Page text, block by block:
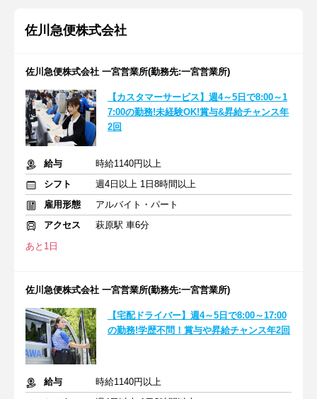
佐川急便株式会社
佐川急便株式会社 一宮営業所(勤務先:一宮営業所)
【カスタマーサービス】週4～5日で8:00～1
7:00の勤務!未経験OK!賞与&昇給チャンス年
2回
給与
時給1140円以上
シフト
週4日以上 1日8時間以上
雇用形態
アルバイト・パート
アクセス
萩原駅 車6分
あと1日
佐川急便株式会社 一宮営業所(勤務先:一宮営業所)
【宅配ドライバー】週4～5日で8:00～17:00
の勤務!学歴不問！賞与や昇給チャンス年2回
給与
時給1140円以上